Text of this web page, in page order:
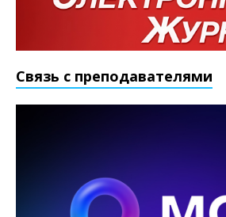
Связь с преподавателями